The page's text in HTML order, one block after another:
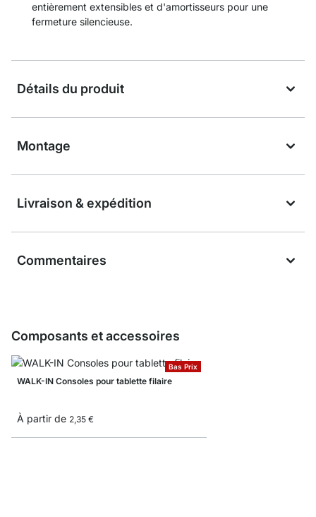
entièrement extensibles et d'amortisseurs pour une
fermeture silencieuse.
Détails du produit
Montage
Livraison & expédition
Commentaires
Composants et accessoires
Bas Prix
WALK-IN Consoles pour tablette filaire
À partir de 2,35 €